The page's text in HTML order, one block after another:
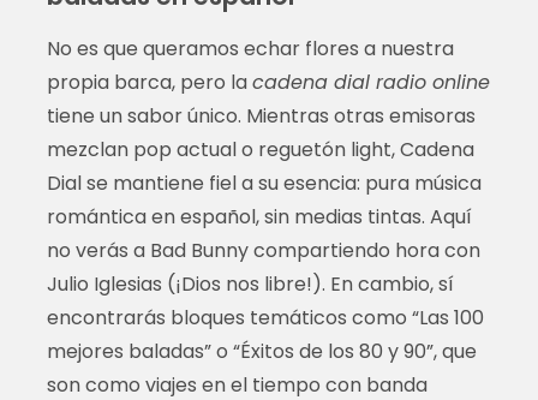
No es que queramos echar flores a nuestra
propia barca, pero lacadena dial radio online
tiene un sabor único. Mientras otras emisoras
mezclan pop actual o reguetón light, Cadena
Dial se mantiene fiel a su esencia: pura música
romántica en español, sin medias tintas. Aquí
no verás a Bad Bunny compartiendo hora con
Julio Iglesias (¡Dios nos libre!). En cambio, sí
encontrarás bloques temáticos como “Las 100
mejores baladas” o “Éxitos de los 80 y 90”, que
son como viajes en el tiempo con banda